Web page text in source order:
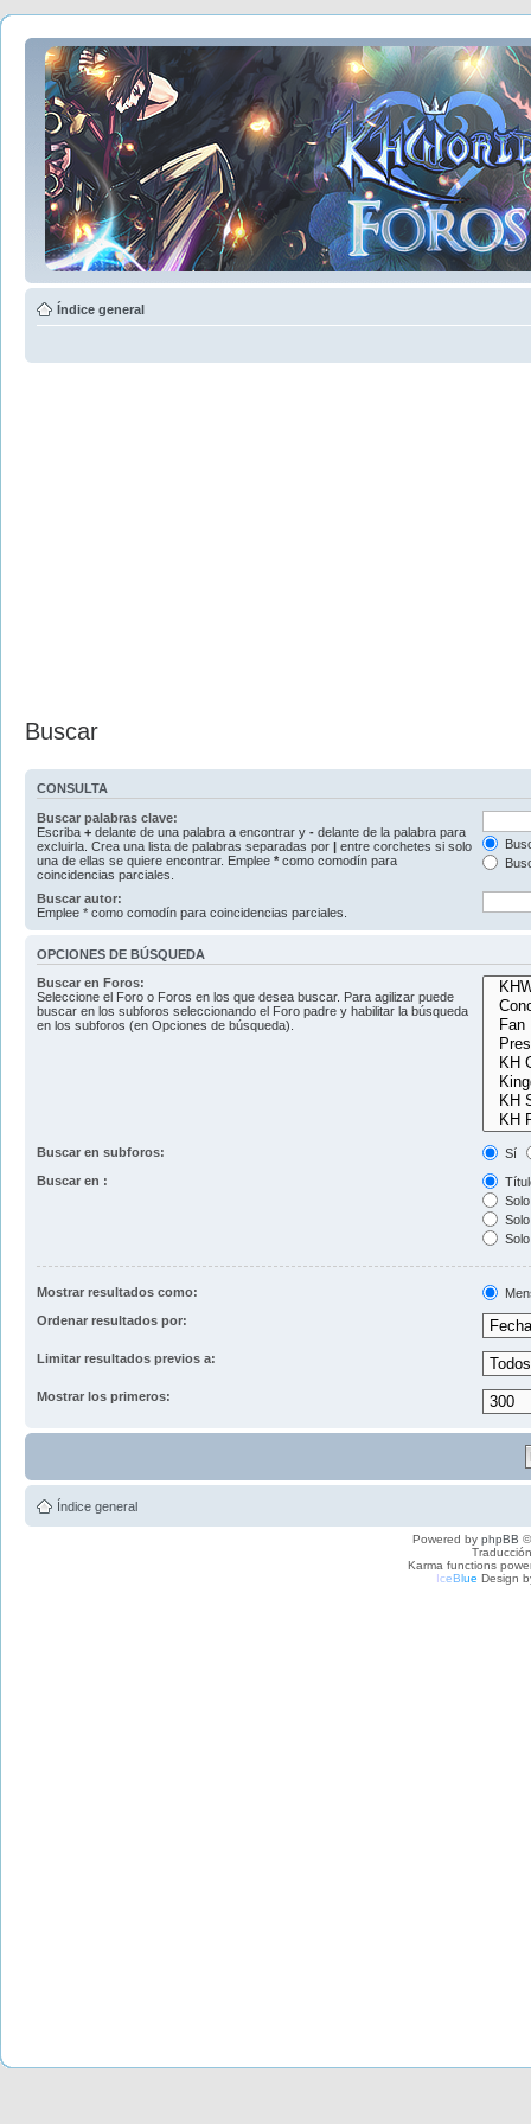
Índice general
Buscar
CONSULTA
Buscar palabras clave:
Escriba + delante de una palabra a encontrar y - delante de la palabra para
excluirla. Crea una lista de palabras separadas por | entre corchetes si solo
una de ellas se quiere encontrar. Emplee * como comodín para
coincidencias parciales.
Buscar autor:
Emplee * como comodín para coincidencias parciales.
OPCIONES DE BÚSQUEDA
Buscar en Foros:
Seleccione el Foro o Foros en los que desea buscar. Para agilizar puede
buscar en los subforos seleccionando el Foro padre y habilitar la búsqueda
en los subforos (en Opciones de búsqueda).
Buscar en subforos:
Sí
Buscar en :
Mostrar resultados como:
Ordenar resultados por:
Limitar resultados previos a:
Mostrar los primeros:
Índice general
Powered by phpBB
Karma functions
IceBlue Design